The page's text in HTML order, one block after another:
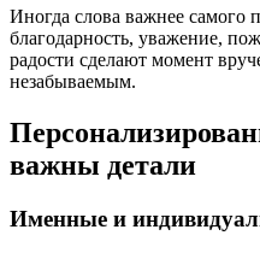
Иногда слова важнее самого
благодарность, уважение,
радости сделают момент
незабываемым.
важны детали
Именные и